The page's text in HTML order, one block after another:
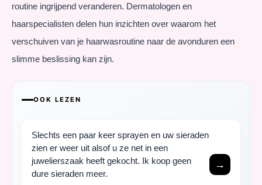
routine ingrijpend veranderen. Dermatologen en
haarspecialisten delen hun inzichten over waarom het
verschuiven van je haarwasroutine naar de avonduren een
slimme beslissing kan zijn.
OOK LEZEN
Slechts een paar keer sprayen en uw sieraden
zien er weer uit alsof u ze net in een
juwelierszaak heeft gekocht. Ik koop geen
dure sieraden meer.
→